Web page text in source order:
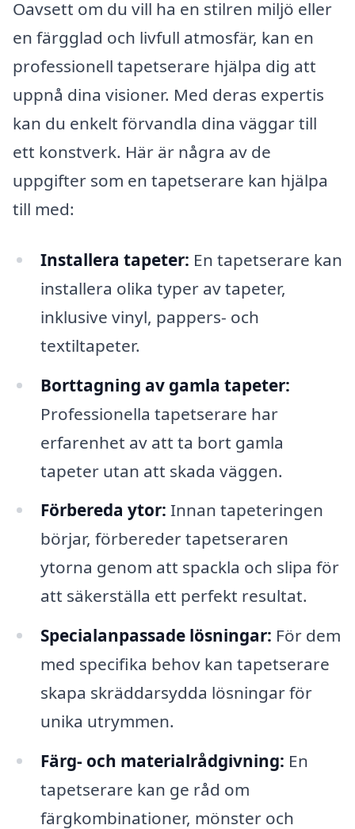
Oavsett om du vill ha en stilren miljö eller
en färgglad och livfull atmosfär, kan en
professionell tapetserare hjälpa dig att
uppnå dina visioner. Med deras expertis
kan du enkelt förvandla dina väggar till
ett konstverk. Här är några av de
uppgifter som en tapetserare kan hjälpa
till med:
Installera tapeter: En tapetserare kan
installera olika typer av tapeter,
inklusive vinyl, pappers- och
textiltapeter.
Borttagning av gamla tapeter:
Professionella tapetserare har
erfarenhet av att ta bort gamla
tapeter utan att skada väggen.
Förbereda ytor: Innan tapeteringen
börjar, förbereder tapetseraren
ytorna genom att spackla och slipa för
att säkerställa ett perfekt resultat.
Specialanpassade lösningar: För dem
med specifika behov kan tapetserare
skapa skräddarsydda lösningar för
unika utrymmen.
Färg- och materialrådgivning: En
tapetserare kan ge råd om
färgkombinationer, mönster och